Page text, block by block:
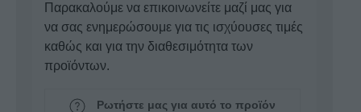
Παρακαλούμε να επικοινωνείτε μαζί μας για
να σας ενημερώσουμε για τις ισχύουσες τιμές
καθώς και για την διαθεσιμότητα των
προϊόντων.
Ρωτήστε μας για αυτό το προϊόν